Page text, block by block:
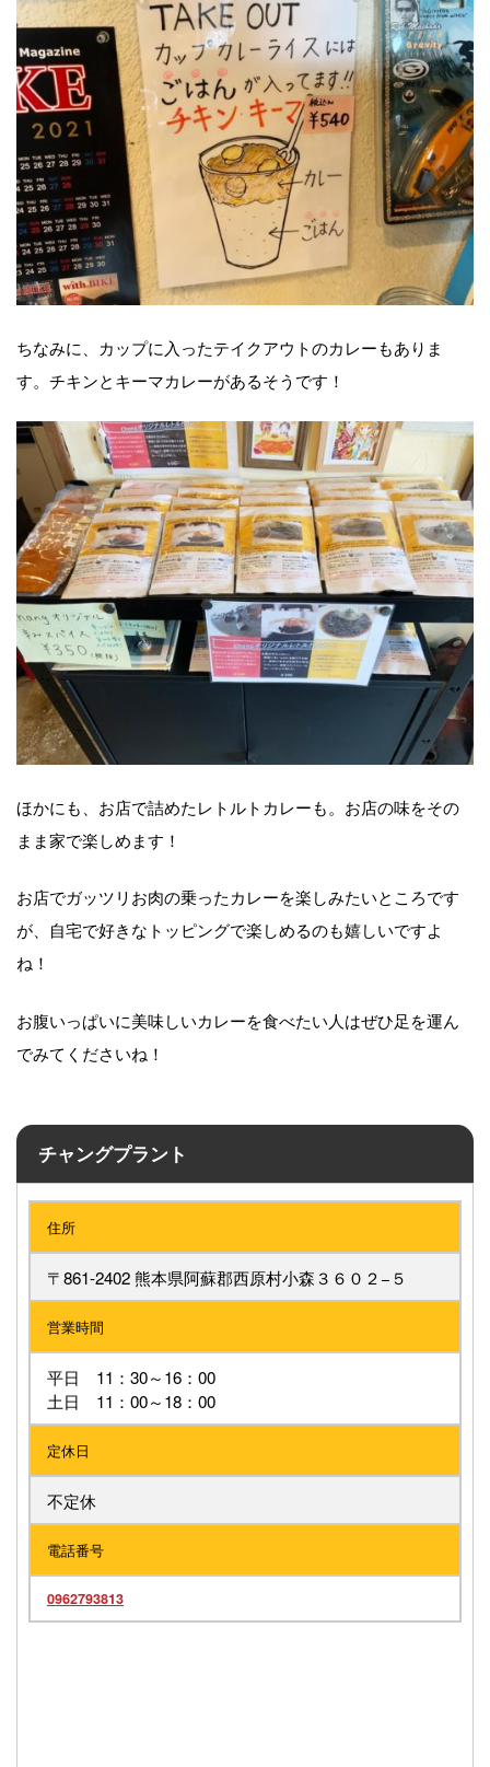
ちなみに、カップに入ったテイクアウトのカレーもありま
す。チキンとキーマカレーがあるそうです！
ほかにも、お店で詰めたレトルトカレーも。お店の味をその
まま家で楽しめます！
お店でガッツリお肉の乗ったカレーを楽しみたいところです
が、自宅で好きなトッピングで楽しめるのも嬉しいですよ
ね！
お腹いっぱいに美味しいカレーを食べたい人はぜひ足を運ん
でみてくださいね！
チャングプラント
住所
〒861-2402 熊本県阿蘇郡西原村小森３６０２−５
営業時間
平日 11：30～16：00
土日 11：00～18：00
定休日
不定休
電話番号
0962793813